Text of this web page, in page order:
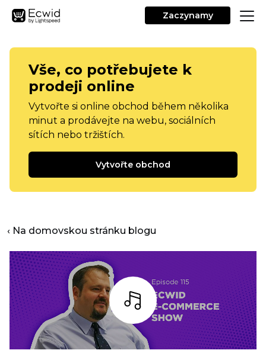
Zaczynamy
Vše, co potřebujete k
prodeji online
Vytvořte si online obchod během několika
minut a prodávejte na webu, sociálních
sítích nebo tržištích.
Vytvořte obchod
‹ Na domovskou stránku blogu
Poslouchat